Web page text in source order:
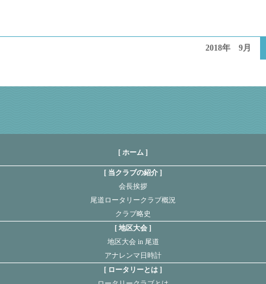
2018年 9月
[ ホーム ]
当クラブの紹介
会長挨拶
尾道ロータリークラブ概況
クラブ略史
地区大会
地区大会 in 尾道
アナレンマ日時計
ロータリーとは